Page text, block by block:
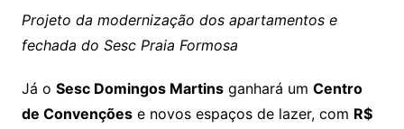
Projeto da modernização dos apartamentos e
fechada do Sesc Praia Formosa
Já o Sesc Domingos Martinsganhará um Centro
de Convençõese novos espaços de lazer, com R$